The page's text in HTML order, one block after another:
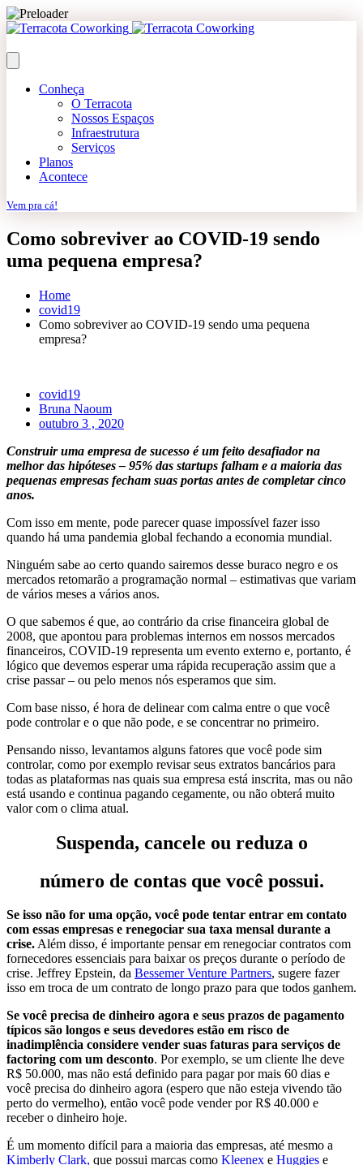
Conheça
O Terracota
Nossos Espaços
Infraestrutura
Serviços
Planos
Acontece
Vem pra cá!
Como sobreviver ao COVID-19 sendo
uma pequena empresa?
Home
covid19
Como sobreviver ao COVID-19 sendo uma pequena
empresa?
covid19
Bruna Naoum
outubro 3 , 2020
Construir uma empresa de sucesso é um feito desafiador na
melhor das hipóteses – 95% das startups falham e a maioria das
pequenas empresas fecham suas portas antes de completar cinco
anos.
Com isso em mente, pode parecer quase impossível fazer isso
quando há uma pandemia global fechando a economia mundial.
Ninguém sabe ao certo quando sairemos desse buraco negro e os
mercados retomarão a programação normal – estimativas que variam
de vários meses a vários anos.
O que sabemos é que, ao contrário da crise financeira global de
2008, que apontou para problemas internos em nossos mercados
financeiros, COVID-19 representa um evento externo e, portanto, é
lógico que devemos esperar uma rápida recuperação assim que a
crise passar – ou pelo menos nós esperamos que sim.
Com base nisso, é hora de delinear com calma entre o que você
pode controlar e o que não pode, e se concentrar no primeiro.
Pensando nisso, levantamos alguns fatores que você pode sim
controlar, como por exemplo revisar seus extratos bancários para
todas as plataformas nas quais sua empresa está inscrita, mas ou não
está usando e continua pagando cegamente, ou não obterá muito
valor com o clima atual.
Suspenda, cancele ou reduza o
número de contas que você possui.
Se isso não for uma opção, você pode tentar entrar em contato
com essas empresas e renegociar sua taxa mensal durante a
crise.Além disso, é importante pensar em renegociar contratos com
fornecedores essenciais para baixar os preços durante o período de
crise. Jeffrey Epstein, da Bessemer Venture Partners, sugere fazer
isso em troca de um contrato de longo prazo para que todos ganhem.
Se você precisa de dinheiro agora e seus prazos de pagamento
típicos são longos e seus devedores estão em risco de
inadimplência considere vender suas faturas para serviços de
factoring com um desconto. Por exemplo, se um cliente lhe deve
R$ 50.000, mas não está definido para pagar por mais 60 dias e
você precisa do dinheiro agora (espero que não esteja vivendo tão
perto do vermelho), então você pode vender por R$ 40.000 e
receber o dinheiro hoje.
É um momento difícil para a maioria das empresas, até mesmo a
Kimberly Clark, que possui marcas como Kleenex e Huggies e